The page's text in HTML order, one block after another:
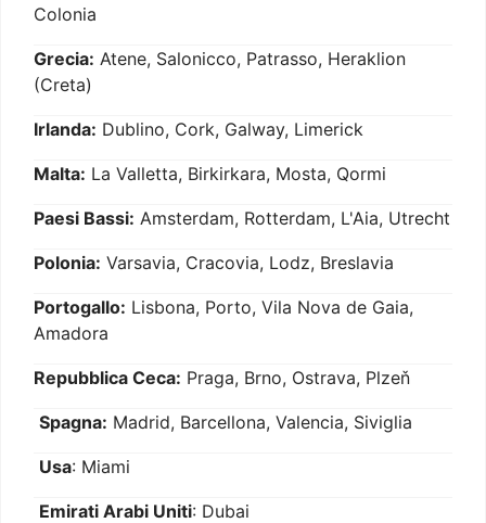
Colonia
Grecia: Atene, Salonicco, Patrasso, Heraklion
(Creta)
Irlanda: Dublino, Cork, Galway, Limerick
Malta: La Valletta, Birkirkara, Mosta, Qormi
Paesi Bassi: Amsterdam, Rotterdam, L'Aia, Utrecht
Polonia: Varsavia, Cracovia, Lodz, Breslavia
Portogallo: Lisbona, Porto, Vila Nova de Gaia,
Amadora
Repubblica Ceca: Praga, Brno, Ostrava, Plzeň
Spagna: Madrid, Barcellona, Valencia, Siviglia
Usa: Miami
Emirati Arabi Uniti: Dubai